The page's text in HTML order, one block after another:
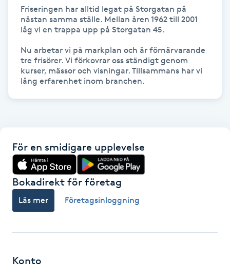
Idrottsmassage
IPL hårborttagning
Japansk massage
K
Kemisk peeling
Friseringen har alltid legat på Storgatan på
nästan samma ställe. Mellan åren 1962 till 2001
låg vi en trappa upp på Storgatan 45.
Nu arbetar vi på markplan och är förnärvarande
tre frisörer. Vi förkovrar oss ständigt genom
kurser, mässor och visningar. Tillsammans har vi
lång erfarenhet inom branchen.
För en smidigare upplevelse
Bokadirekt för företag
Läs mer Företagsinloggning
Konto